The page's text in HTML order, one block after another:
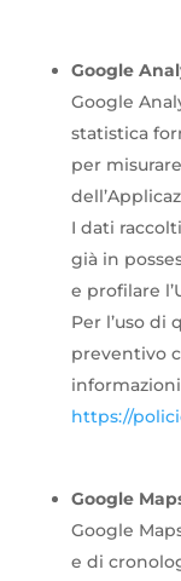
Google
Google
statistica
per
I dati
già in
e profilare
Per l’uso di
preventivo
https://
Google
Google
e di